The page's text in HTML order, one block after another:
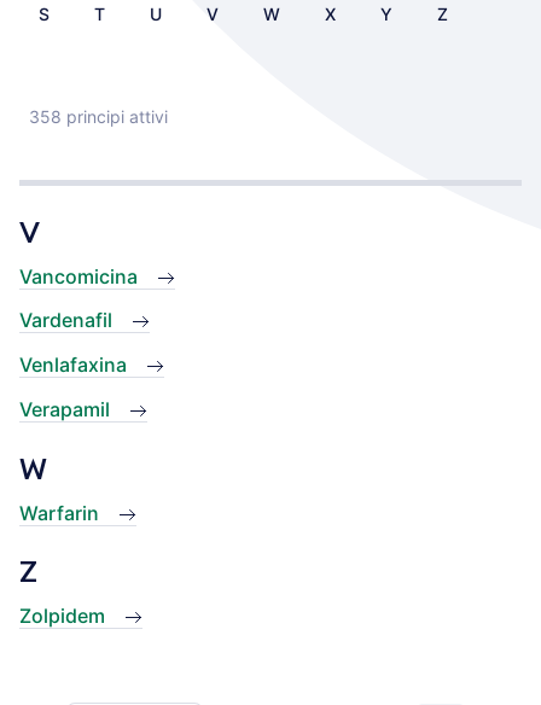
S T U V W X Y Z
358 principi attivi
V
Vancomicina
Vardenafil
Venlafaxina
Verapamil
W
Warfarin
Z
Zolpidem